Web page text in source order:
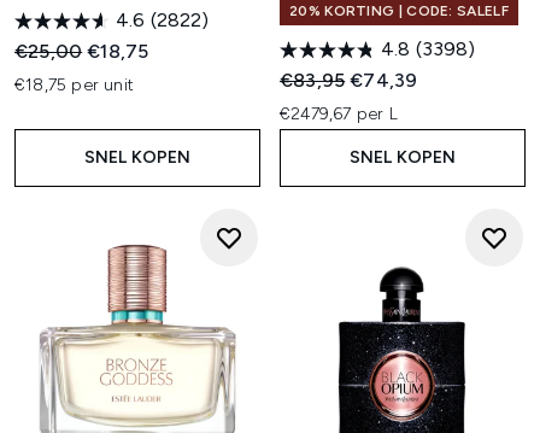
4.6 (2822)
Recommended Retail Price:
€25,00Huidige prijs:
€18,75
€18,75 per unit
SNEL KOPEN
20% KORTING | CODE: SALELF
4.8 (3398)
Recommended Retail Price:
€83,95Huidige prijs:
€74,39
€2479,67 per L
SNEL KOPEN